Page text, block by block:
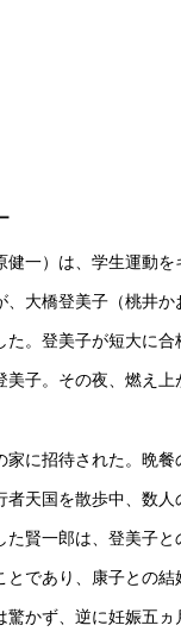
健一）は、学生運動
大橋登美子（桃井
た。登美子が短大に
子。その夜、燃え
に招待された。晩
天国を散歩中、数
賢一郎は、登美子
であり、康子との
かず、逆に妊娠五